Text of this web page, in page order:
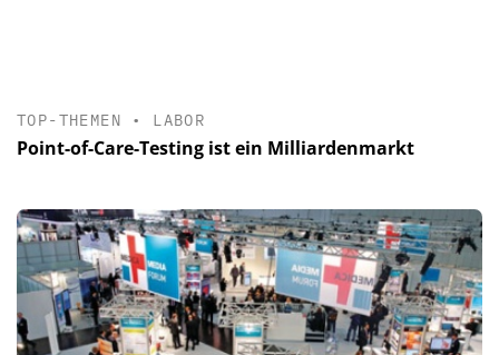
TOP-THEMEN • LABOR
Point-of-Care-Testing ist ein Milliardenmarkt